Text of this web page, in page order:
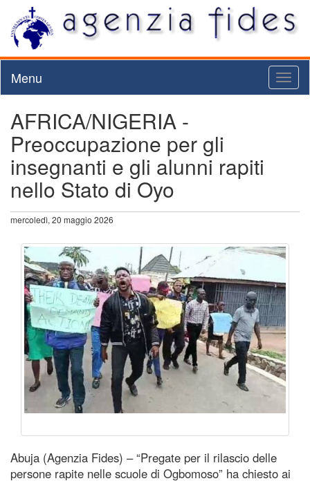
Menu
AFRICA/NIGERIA -
Preoccupazione per gli
insegnanti e gli alunni rapiti
nello Stato di Oyo
mercoledì, 20 maggio 2026
Abuja (Agenzia Fides) – “Pregate per il rilascio delle
persone rapite nelle scuole di Ogbomoso” ha chiesto ai